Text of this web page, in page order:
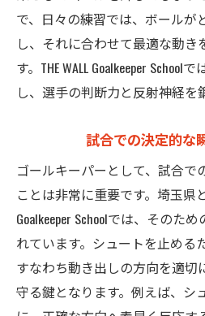
で、日々の練習では、ボールが
し、それに合わせて最適な動き
す。THE WALL Goalkeeper
し、選手の判断力と反射神経を
試合での決定的な
ゴールキーパーとして、試合で
ことは非常に重要です。埼玉県
Goalkeeper Schoolでは、そのた
れています。シュートを止める
すなわち動き出しの方向を適切
守る鍵となります。例えば、シ